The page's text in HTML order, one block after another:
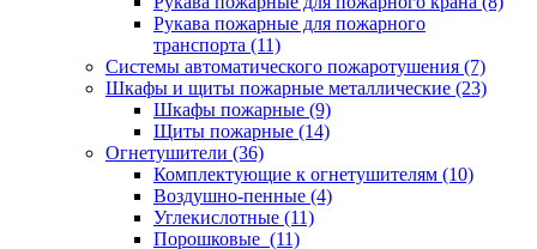
Рукава пожарные для пожарного
транспорта (11)
Системы автоматического пожаротушения (7)
Шкафы и щиты пожарные металлические (23)
Шкафы пожарные (9)
Щиты пожарные (14)
Огнетушители (36)
Комплектующие к огнетушителям (10)
Воздушно-пенные (4)
Углекислотные (11)
Порошковые (11)